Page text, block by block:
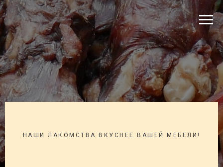
НАШИ ЛАКОМСТВА ВКУСНЕЕ ВАШЕЙ МЕБЕЛИ!